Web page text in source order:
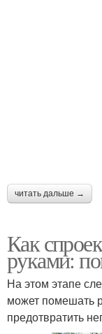
читать дальше →
Как
руками:
На этом этапе
может помешать
предотвратить